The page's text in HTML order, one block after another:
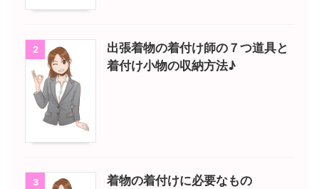
2
出張着物の着付け師の７つ道具と
着付け小物の収納方法♪
3 着物の着付けに必要なもの